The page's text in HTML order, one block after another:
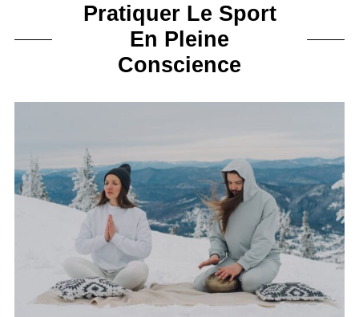
Pratiquer Le Sport
En Pleine
Conscience